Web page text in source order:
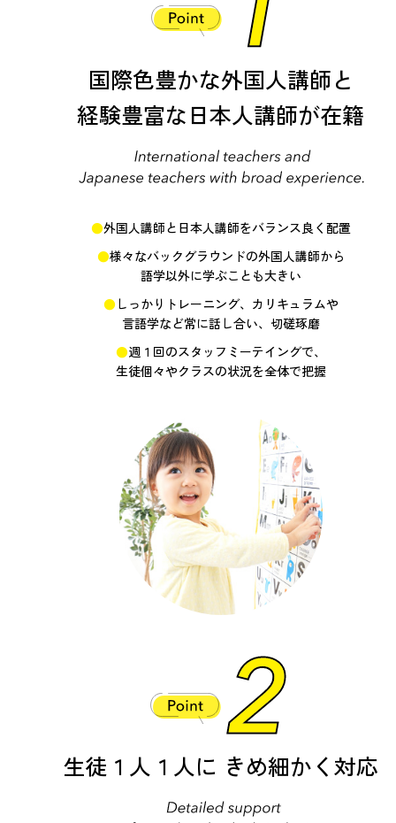
国際色豊かな外国人講師と
経験豊富な日本人講師が在籍
外国人講師と日本人講師をバランス良く配置
様々なバックグラウンドの外国人講師から
語学以外に学ぶことも大きい
しっかりトレーニング、カリキュラムや
言語学など常に話し合い、切磋琢磨
週１回のスタッフミーテイングで、
生徒個々やクラスの状況を全体で把握
生徒１人１人に きめ細かく対応